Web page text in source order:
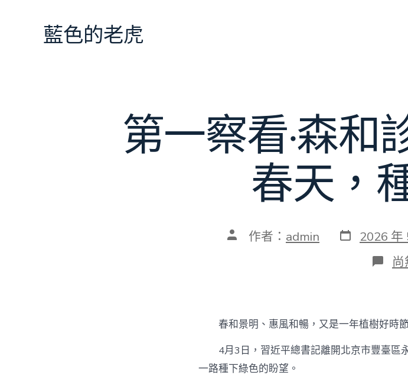
藍色的老虎
第一察看·森和
春天，
文 作者： admin 發
表
2026 年
在
〈
·
森
和
診
春和景明、惠風和暢，又是一年植樹好時
4月3日，習近平總書記離開北京市豐臺區
一路種下綠色的盼望。